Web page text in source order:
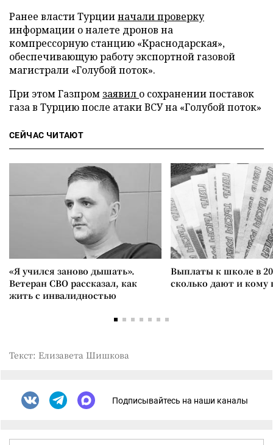
Ранее власти Турцииначали проверку
информации о налете дронов на
компрессорную станцию «Краснодарская»,
обеспечивающую работу экспортной газовой
магистрали «Голубой поток».
При этом Газпром заявил о сохранении поставок
газа в Турцию после атаки ВСУ на «Голубой поток»
СЕЙЧАС ЧИТАЮТ
«Я учился заново дышать».
Ветеран СВО рассказал, как
жить с инвалидностью
Выплаты к школе в
сколько дают и
Текст: Елизавета Шишкова
Подписывайтесь на наши каналы